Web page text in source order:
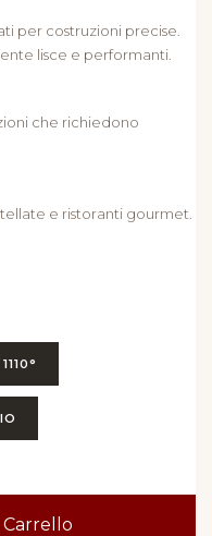
per costruzioni precise.
lisce e performanti.
che richiedono
e ristoranti gourmet.